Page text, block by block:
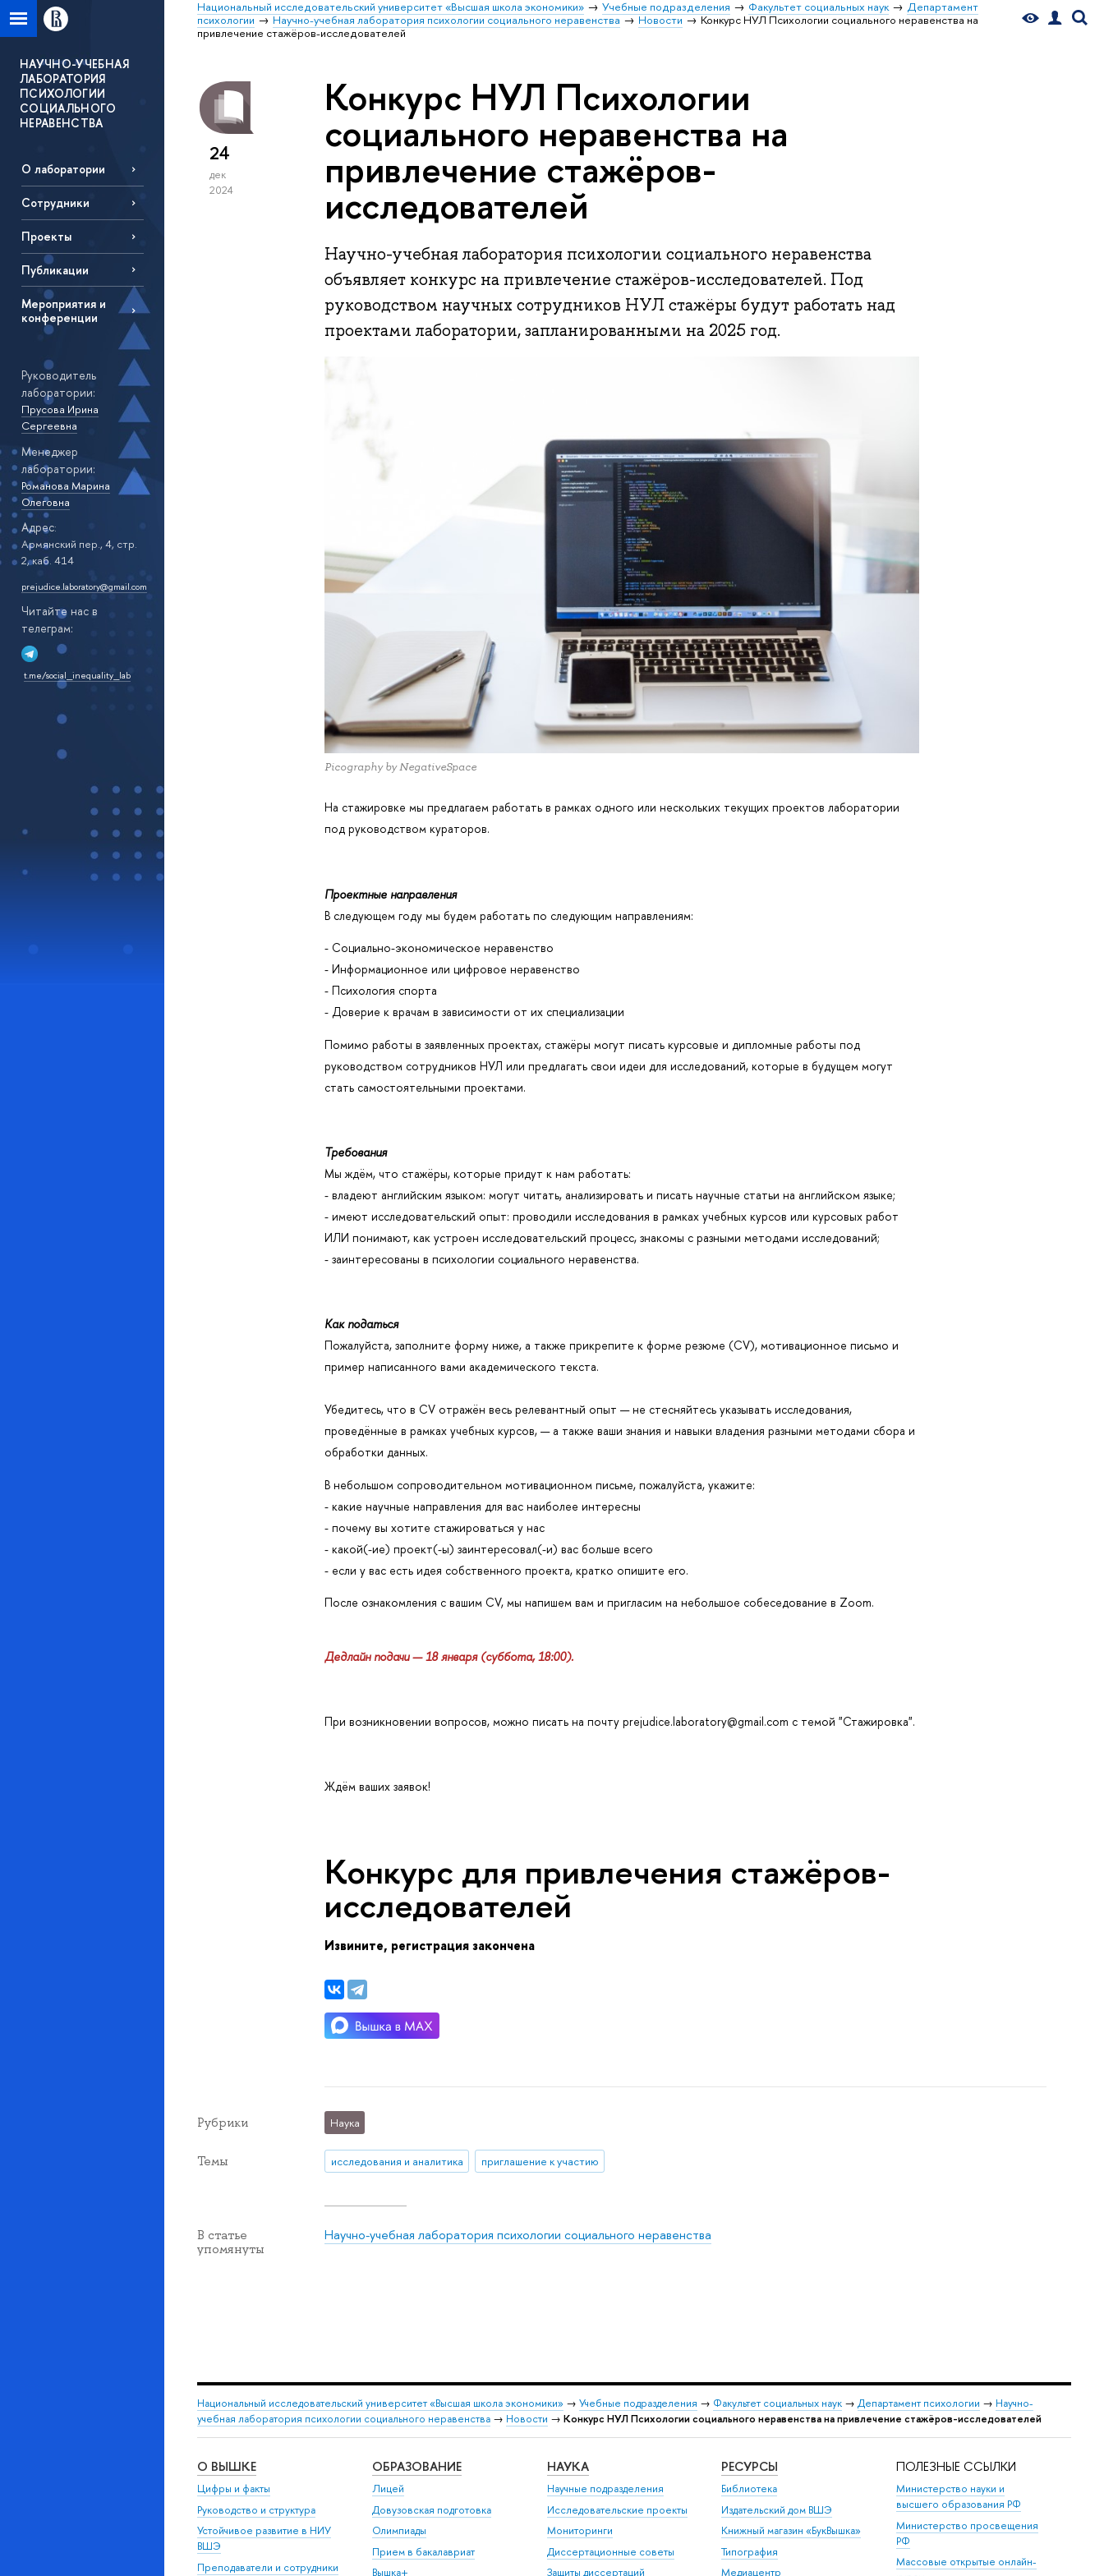
Национальный исследовательский университет «Высшая школа экономики» Учебные подразделения Факультет социальных наук
Департамент
психологии
Научно-учебная лаборатория психологии социального неравенства Новости
Конкурс НУЛ Психологии социального неравенства на
привлечение стажёров-исследователей
НАУЧНО-УЧЕБНАЯ
ЛАБОРАТОРИЯ
ПСИХОЛОГИИ
СОЦИАЛЬНОГО
НЕРАВЕНСТВА
О лаборатории
Сотрудники
Проекты
Публикации
Мероприятия и
конференции
Руководитель
лаборатории:
Прусова Ирина
Сергеевна
Менеджер
лаборатории:
Романова Марина
Олеговна
Адрес:
Армянский пер., 4, стр.
2, каб. 414
prejudice.laboratory@gmail.com
Читайте нас
телеграм:
t.me/social_inequality_lab
24
дек
2024
Конкурс НУЛ Психологии
социального неравенства на
привлечение стажёров-
исследователей
Научно-учебная лаборатория психологии социального неравенства
объявляет конкурс на привлечение стажёров-исследователей. Под
руководством научных сотрудников НУЛ стажёры будут работать над
проектами лаборатории, запланированными на 2025 год.
Picography by NegativeSpace
На стажировке мы предлагаем работать в рамках одного или нескольких текущих проектов лаборатории
под руководством кураторов.
Проектные направления
следующем году мы будем работать по следующим направлениям:
- Социально-экономическое неравенство
- Информационное или цифровое неравенство
- Психология спорта
- Доверие к врачам в зависимости от их специализации
Помимо работы в заявленных проектах, стажёры могут писать курсовые и дипломные работы под
руководством сотрудников НУЛ или предлагать свои идеи для исследований, которые в будущем могут
стать самостоятельными проектами.
Требования
Мы ждём, что стажёры, которые придут к нам работать:
- владеют английским языком: могут читать, анализировать и писать научные статьи на английском языке;
- имеют исследовательский опыт: проводили исследования в рамках учебных курсов или курсовых работ
ИЛИ понимают, как устроен исследовательский процесс, знакомы с разными методами исследований;
- заинтересованы в психологии социального неравенства.
Как податься
Пожалуйста, заполните форму ниже, а также прикрепите к форме резюме (CV), мотивационное письмо и
пример написанного вами академического текста.
Убедитесь, что в CV отражён весь релевантный опыт — не стесняйтесь указывать исследования,
проведённые в рамках учебных курсов, — а также ваши знания и навыки владения разными методами сбора и
обработки данных.
небольшом сопроводительном мотивационном письме, пожалуйста, укажите:
- какие научные направления для вас наиболее интересны
- почему вы хотите стажироваться у нас
- какой(-ие) проект(-ы) заинтересовал(-и) вас больше всего
- если у вас есть идея собственного проекта, кратко опишите его.
После ознакомления с вашим CV, мы напишем вам и пригласим на небольшое собеседование в Zoom.
Дедлайн подачи — 18 января (суббота, 18:00).
При возникновении вопросов, можно писать на почту prejudice.laboratory@gmail.com с темой "Стажировка".
Ждём ваших заявок!
Конкурс для привлечения стажёров-
исследователей
Извините, регистрация закончена
Рубрики Наука
Темы исследования и аналитика приглашение к участию
статье
упомянуты
Научно-учебная лаборатория психологии социального неравенства
Национальный исследовательский университет «Высшая школа экономики» → Учебные подразделения → Факультет социальных наук → Департамент психологии → Научно-
учебная лаборатория психологии социального неравенства → Новости → Конкурс НУЛ Психологии социального неравенства на привлечение стажёров-исследователей
О ВЫШКЕ
Цифры и факты
Руководство и структура
Устойчивое развитие в НИУ
ШЭ
Преподаватели и сотрудники
ОБРАЗОВАНИЕ
Лицей
Довузовская подготовка
Олимпиады
Прием в бакалавриат
ышка+
НАУКА
Научные подразделения
Исследовательские проекты
Мониторинги
Диссертационные советы
Защиты диссертаций
РЕСУРСЫ
Библиотека
Издательский дом ВШЭ
Книжный магазин «БукВышка»
Типография
Медиацентр
ПОЛЕЗНЫЕ ССЫЛКИ
Министерство науки и
ысшего образования РФ
Министерство просвещения
РФ
Массовые открытые онлайн-